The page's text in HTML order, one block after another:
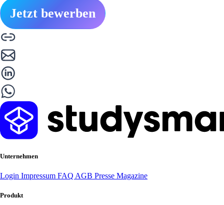
Jetzt bewerben
Unternehmen
Login Impressum FAQ AGB Presse Magazine
Produkt